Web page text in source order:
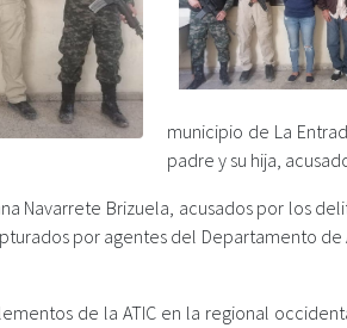
municipio de La
padre y su hija,
Navarrete Brizuela, acusados por los
por agentes del Departamento
de la ATIC en la regional